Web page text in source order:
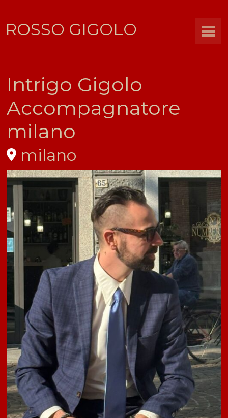
ROSSO GIGOLO
Intrigo Gigolo
Accompagnatore
milano
milano